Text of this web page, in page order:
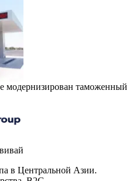
модернизирован таможенный
в Центральной Азии.